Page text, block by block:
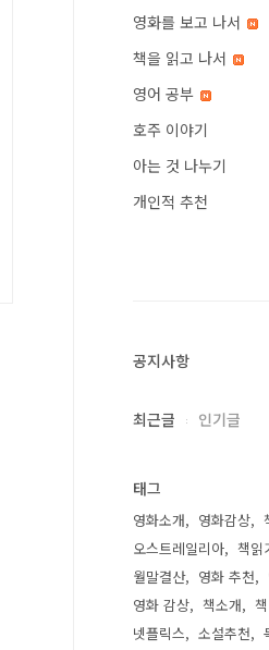
영화를 보고 나서
책을 읽고 나서
영어 공부
호주 이야기
아는 것 나누기
개인적 추천
공지사항
최근글 인기글
태그
영화소개 영화감상
오스트레일리아
책읽
월말결산
영화 추천
영화 감상
책소개
넷플릭스
소설추천